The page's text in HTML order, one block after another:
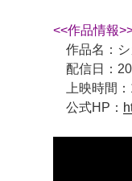
<<作品情報
作品名：シ
配信日：
上映時間：
公式HP：